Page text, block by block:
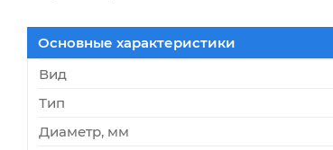
Основные характеристики
Вид
Тип
Диаметр, мм